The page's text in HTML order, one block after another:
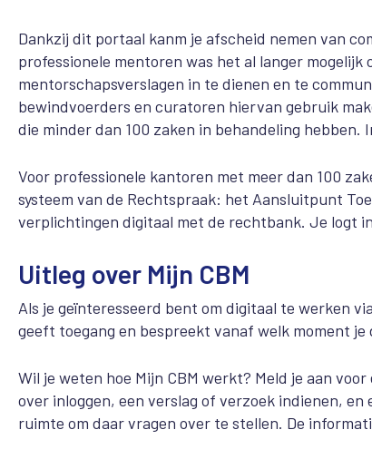
Dankzij dit portaal kanm je afscheid nemen van
professionele mentoren was het al langer
mentorschapsverslagen in te dienen en te
bewindvoerders en curatoren hiervan gebruik
die minder dan 100 zaken in behandeling hebben.
Voor professionele kantoren met meer dan 100
systeem van de Rechtspraak: het Aansluitpunt
verplichtingen digitaal met de rechtbank. Je logt
Uitleg over Mijn CBM
Als je geïnteresseerd bent om digitaal te werken
geeft toegang en bespreekt vanaf welk moment
Wil je weten hoe Mijn CBM werkt? Meld je aan
over inloggen, een verslag of verzoek indienen,
ruimte om daar vragen over te stellen. De